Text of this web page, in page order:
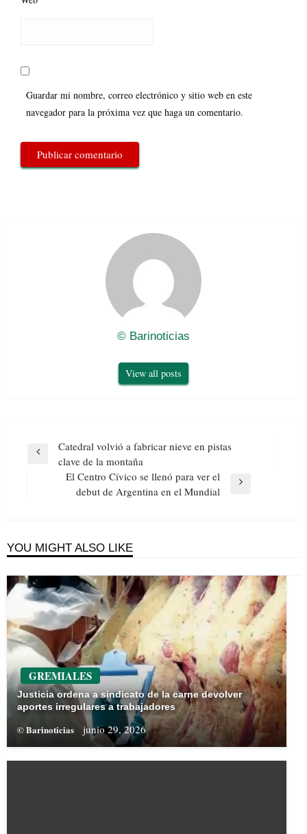
Guardar mi nombre, correo electrónico y sitio web en este
navegador para la próxima vez que haga un comentario.
© Barinoticias
View all posts
Navegación
entradas
Previous
Catedral volvió a fabricar nieve en pistas
clave de la montaña
El Centro Cívico se llenó para ver el
debut de Argentina en el Mundial
YOU MIGHT ALSO LIKE
GREMIALES
Justicia ordena a sindicato de la carne devolver
aportes irregulares a trabajadores
© Barinoticias junio 29, 2026